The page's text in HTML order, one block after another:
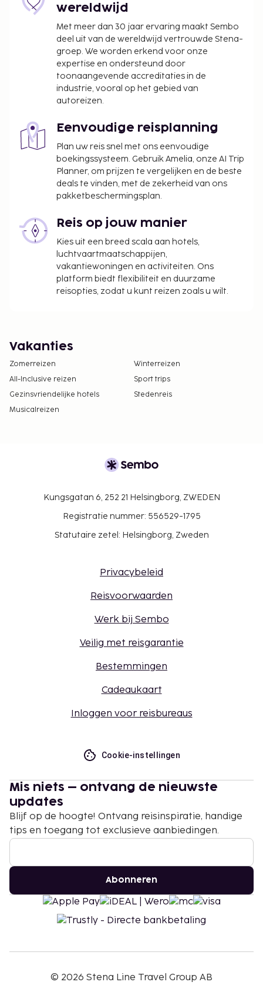
wereldwijd
Met meer dan 30 jaar ervaring maakt Sembo
deel uit van de wereldwijd vertrouwde Stena-
groep. We worden erkend voor onze
expertise en ondersteund door
toonaangevende accreditaties in de
industrie, vooral op het gebied van
autoreizen.
Eenvoudige reisplanning
Plan uw reis snel met ons eenvoudige
boekingssysteem. Gebruik Amelia, onze AI Trip
Planner, om prijzen te vergelijken en de beste
deals te vinden, met de zekerheid van ons
pakketbeschermingsplan.
Reis op jouw manier
Kies uit een breed scala aan hotels,
luchtvaartmaatschappijen,
vakantiewoningen en activiteiten. Ons
platform biedt flexibiliteit en duurzame
reisopties, zodat u kunt reizen zoals u wilt.
Vakanties
Zomerreizen
Winterreizen
All-Inclusive reizen
Sport trips
Gezinsvriendelijke hotels
Stedenreis
Musicalreizen
Kungsgatan 6, 252 21 Helsingborg, ZWEDEN
Registratie nummer: 556529-1795
Statutaire zetel: Helsingborg, Zweden
Privacybeleid
Reisvoorwaarden
Werk bij Sembo
Veilig met reisgarantie
Bestemmingen
Cadeaukaart
Inloggen voor reisbureaus
Cookie-instellingen
Mis niets – ontvang de nieuwste
updates
Blijf op de hoogte! Ontvang reisinspiratie, handige
tips en toegang tot exclusieve aanbiedingen.
Abonneren
© 2026 Stena Line Travel Group AB